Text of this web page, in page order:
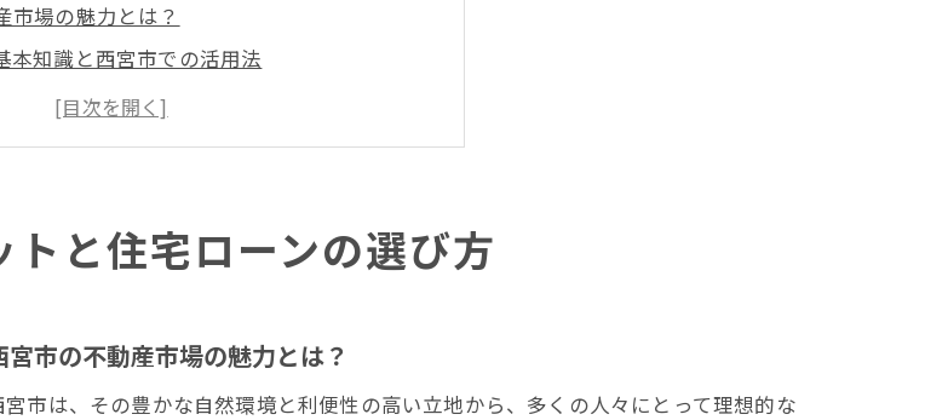
市場の魅力とは？
本知識と西宮市での活用法
入時の税制優遇について
の選び方と西宮市におけるおすすめ業者
の不動産価格の比較
西宮市で理想の不動産を見つける方法
良さと生活利便性のチェックポイント
て支援施設の確認方法
と住宅ローンの選び方
宮市の不動産市場の魅力とは？
宮市は、その豊かな自然環境と利便性の高い立地から、多くの人々にとって理想的な